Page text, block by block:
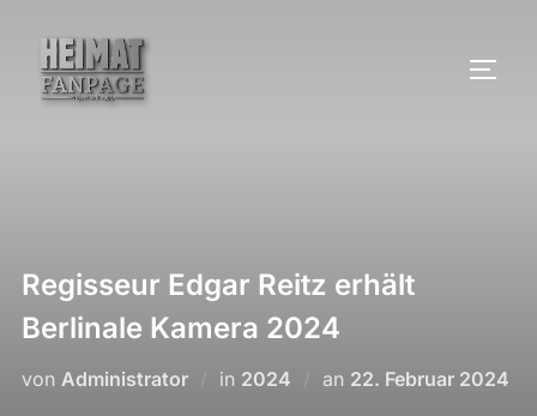
springen
Regisseur Edgar Reitz erhält
Berlinale Kamera 2024
von Administrator in 2024 an Veröffentlicht
22. Februar 2024